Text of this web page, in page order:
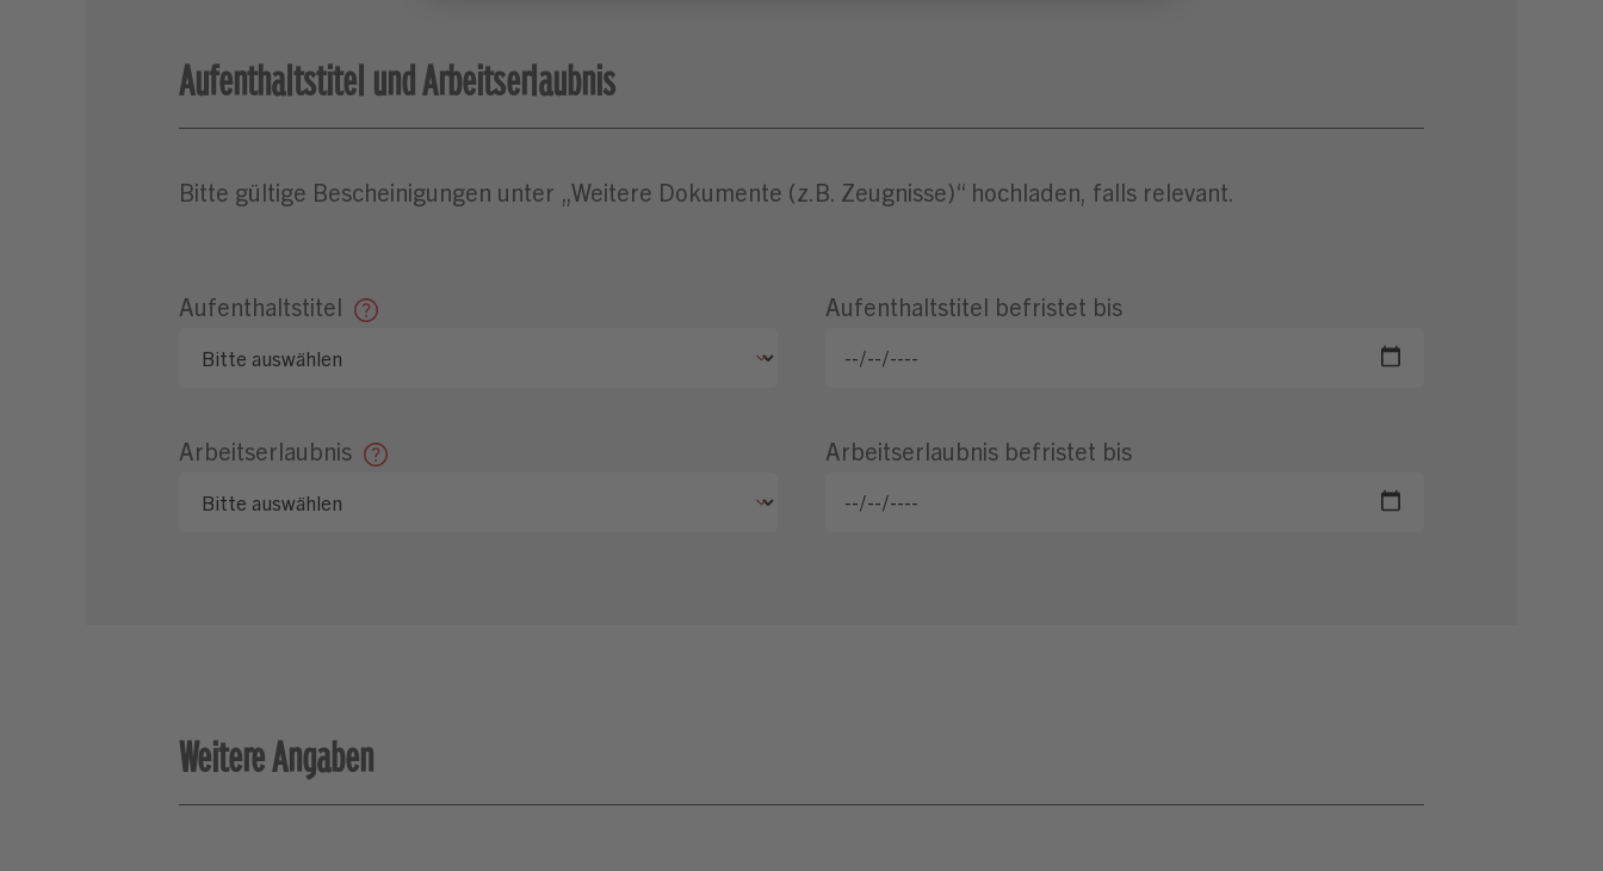
Aufenthaltstitel und Arbeitserlaubnis
Bitte gültige Bescheinigungen unter „Weitere Dokumente (z.B. Zeugnisse)“ hochladen, falls relevant.
Aufenthaltstitel Aufenthaltstitel befristet bis
Arbeitserlaubnis Arbeitserlaubnis befristet bis
Weitere Angaben